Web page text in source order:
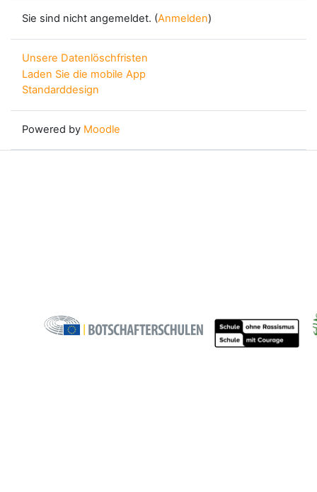
Sie sind nicht angemeldet. (Anmelden)
Unsere Datenlöschfristen
Laden Sie die mobile App
Standarddesign
Powered by Moodle